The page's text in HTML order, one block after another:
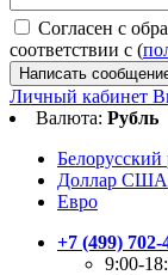
Согласен с
соответствии с (
Написать
Личный кабинет
Валюта: Рубль
Белорусский
Доллар США
Евро
+7 (499) 702-
9:00-